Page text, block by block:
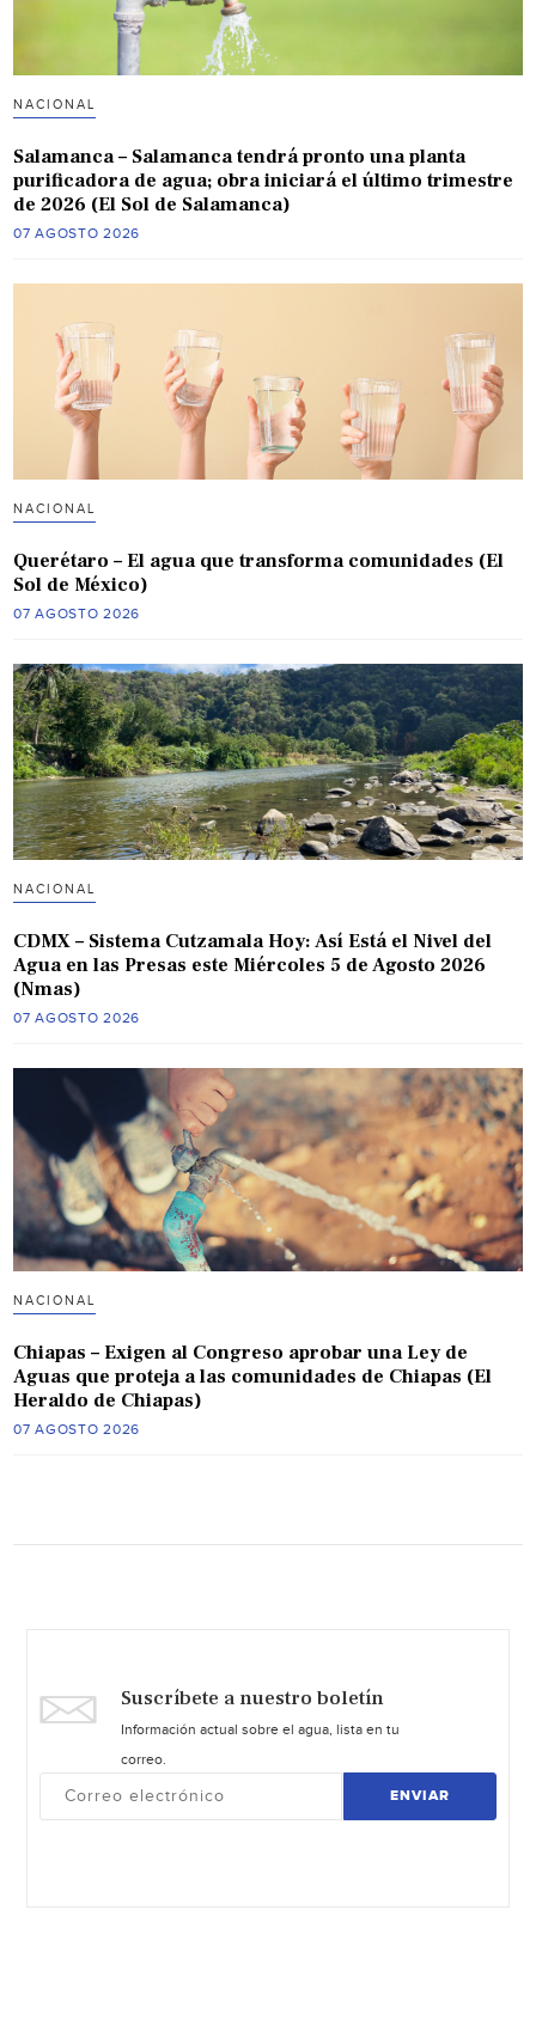
NACIONAL
Salamanca – Salamanca tendrá pronto una planta
purificadora de agua; obra iniciará el último trimestre
de 2026 (El Sol de Salamanca)
07 AGOSTO 2026
NACIONAL
Querétaro – El agua que transforma comunidades (El
Sol de México)
07 AGOSTO 2026
NACIONAL
CDMX – Sistema Cutzamala Hoy: Así Está el Nivel del
Agua en las Presas este Miércoles 5 de Agosto 2026
(Nmas)
07 AGOSTO 2026
NACIONAL
Chiapas – Exigen al Congreso aprobar una Ley de
Aguas que proteja a las comunidades de Chiapas (El
Heraldo de Chiapas)
07 AGOSTO 2026
Suscríbete a nuestro boletín
Información actual sobre el agua, lista en tu
correo.
ENVIAR